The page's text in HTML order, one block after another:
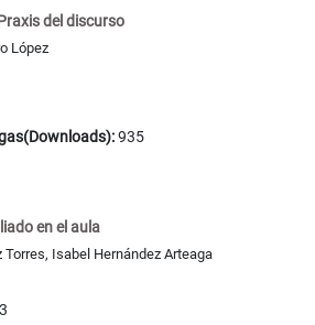
del discurso
López
935
en el aula
Torres, Isabel Hernández Arteaga